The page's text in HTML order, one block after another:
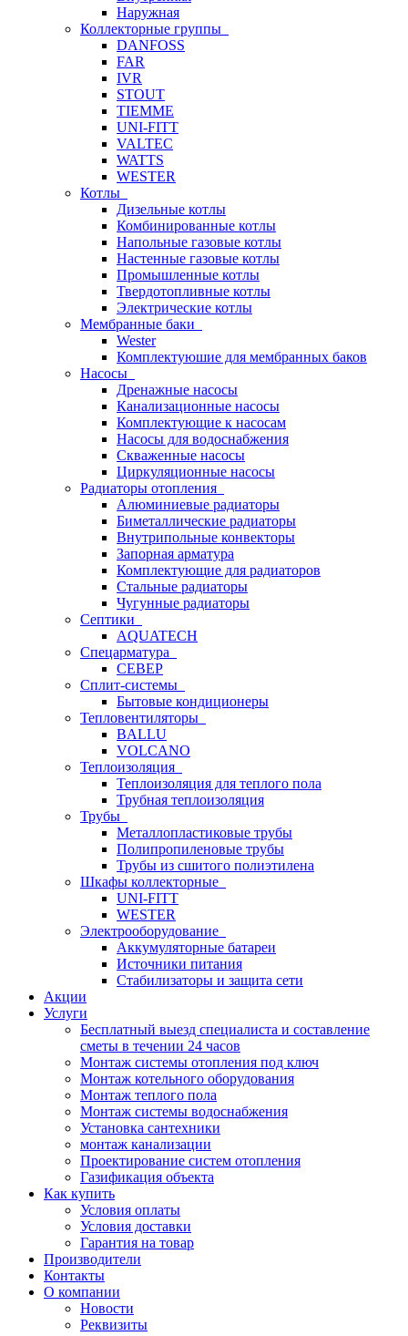
Наружная
Коллекторные группы
DANFOSS
FAR
IVR
STOUT
TIEMME
UNI-FITT
VALTEC
WATTS
WESTER
Котлы
Дизельные котлы
Комбинированные котлы
Напольные газовые котлы
Настенные газовые котлы
Промышленные котлы
Твердотопливные котлы
Электрические котлы
Мембранные баки
Wester
Комплектуюшие для мембранных баков
Насосы
Дренажные насосы
Канализационные насосы
Комплектующие к насосам
Насосы для водоснабжения
Скваженные насосы
Циркуляционные насосы
Радиаторы отопления
Алюминиевые радиаторы
Биметаллические радиаторы
Внутрипольные конвекторы
Запорная арматура
Комплектующие для радиаторов
Стальные радиаторы
Чугунные радиаторы
Септики
AQUATECH
Спецарматура
СЕВЕР
Сплит-системы
Бытовые кондиционеры
Тепловентиляторы
BALLU
VOLCANO
Теплоизоляция
Теплоизоляция для теплого пола
Трубная теплоизоляция
Трубы
Металлопластиковые трубы
Полипропиленовые трубы
Трубы из сшитого полиэтилена
Шкафы коллекторные
UNI-FITT
WESTER
Электрооборудование
Аккумуляторные батареи
Источники питания
Стабилизаторы и защита сети
Акции
Услуги
Бесплатный выезд специалиста и составление
сметы в течении 24 часов
Монтаж системы отопления под ключ
Монтаж котельного оборудования
Монтаж теплого пола
Монтаж системы водоснабжения
Установка сантехники
монтаж канализации
Проектирование систем отопления
Газификация объекта
Как купить
Условия оплаты
Условия доставки
Гарантия на товар
Производители
Контакты
О компании
Новости
Реквизиты